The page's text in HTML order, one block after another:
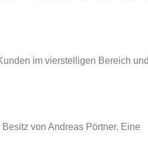
im vierstelligen Bereich und
von Andreas Pörtner. Eine